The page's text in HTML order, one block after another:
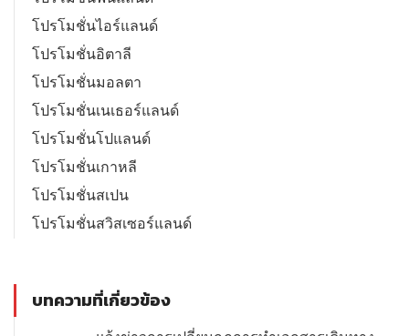
โปรโมชั่นไอร์แลนด์
โปรโมชั่นอิตาลี
โปรโมชั่นมอลตา
โปรโมชั่นเนเธอร์แลนด์
โปรโมชั่นโปแลนด์
โปรโมชั่นเกาหลี
โปรโมชั่นสเปน
โปรโมชั่นสวิสเซอร์แลนด์
บทความที่เกี่ยวข้อง